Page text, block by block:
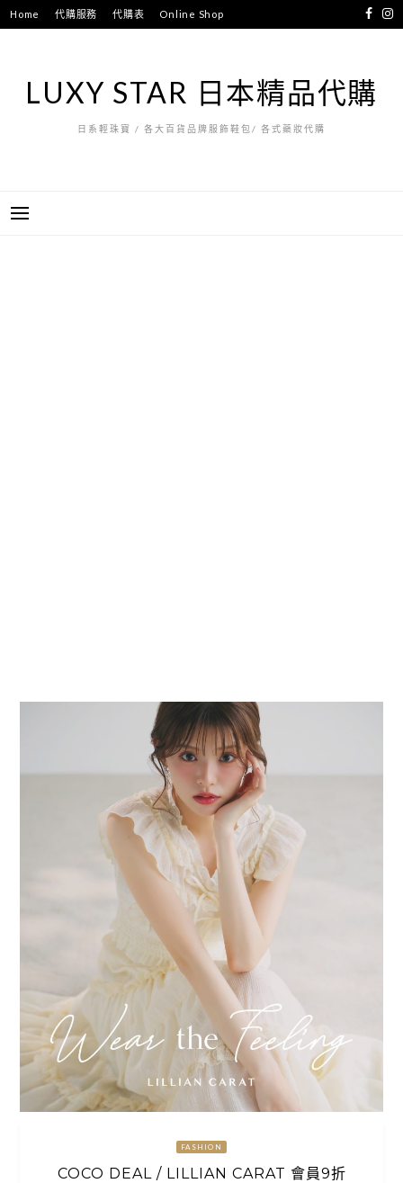
跳
至
Home 代購服務 代購表 Online Shop
LUXY STAR 日本精品代購
日系輕珠寶 / 各大百貨品牌服飾鞋包/ 各式藥妝代購
FASHION
COCO DEAL / LILLIAN CARAT 會員9折